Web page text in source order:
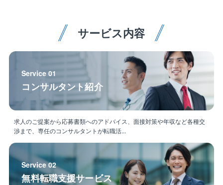
■同社について：
NiXグループはNiX JAPAN株式会社を中心に国内15
社、海外7社とグローバルに展開し、社会インフラの強
化をはじめとした DXサービス事業、海外事業、エネル
ギー事業（IPP）を行っています。
海外（主にインドネシア）も含めたエネルギー事業に
おいて得られた利益を国内における建設事業に転嫁す
ることで、採算だけではない社会課題に対するアプロ
ーチや研究に対しチャレンジできることが当グループ
の強みです。
サービス内容
Service 01
コンサルタント紹介
求人のご提案から応募書類へのアドバイス、面接対策や年収など各種交
渉まで、専任のコンサルタントが転職活...
Service 02
無料転職支援サービス